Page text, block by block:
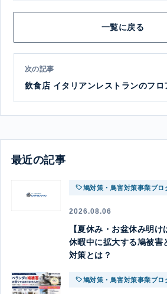
最近の記事
鳩対策・鳥害対策事業ブロ
2026.08.06
【夏休み・お盆休み明
休暇中に拡大する鳩被害
対策とは？
鳩対策・鳥害対策事業ブロ
一覧に戻る
次の記事
飲食店 イタリアンレストランのフロ